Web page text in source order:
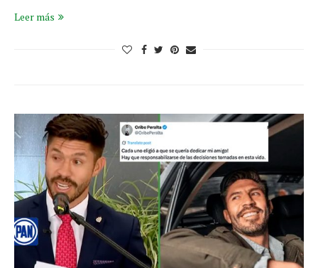
Leer más